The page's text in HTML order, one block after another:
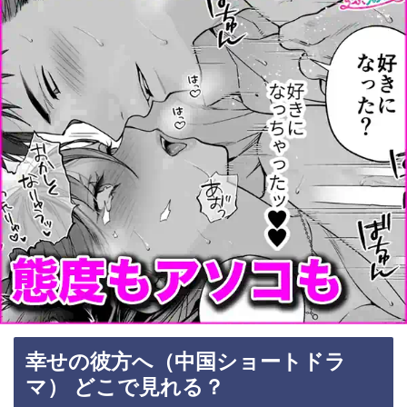
幸せの彼方へ（中国ショートドラ
マ） どこで見れる？